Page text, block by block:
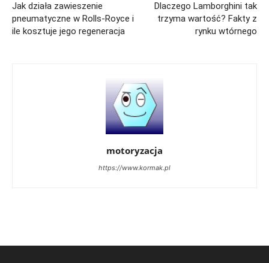
Jak działa zawieszenie
pneumatyczne w Rolls-Royce i
ile kosztuje jego regeneracja
Dlaczego Lamborghini tak
trzyma wartość? Fakty z
rynku wtórnego
motoryzacja
https://www.kormak.pl